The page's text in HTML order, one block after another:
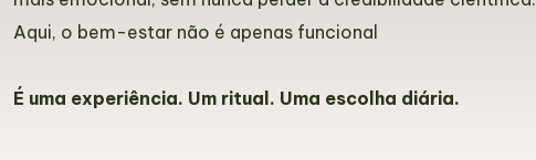
Aqui, o bem-estar não é apenas funcional
É uma experiência. Um ritual. Uma escolha diária.